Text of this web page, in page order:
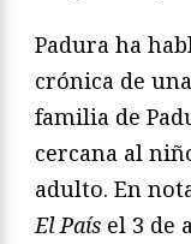
Padura ha
crónica de
familia de
cercana al
adulto. En
El País el 3 de